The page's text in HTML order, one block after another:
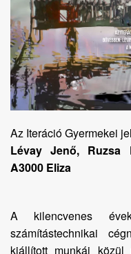
Az Iteráció Gyermekei
Lévay Jenő, Ruzsa
A3000 Eliza
A kilencvenes
számítástechnikai
kiállított munkái közül